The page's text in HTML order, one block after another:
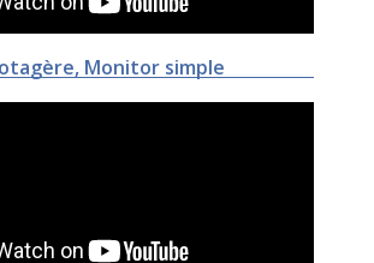
Monitor simple